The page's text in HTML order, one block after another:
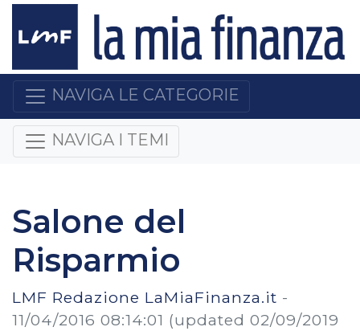
NAVIGA LE CATEGORIE
NAVIGA I TEMI
Salone del
Risparmio
LMF Redazione LaMiaFinanza.it -
11/04/2016 08:14:01 (updated 02/09/2019